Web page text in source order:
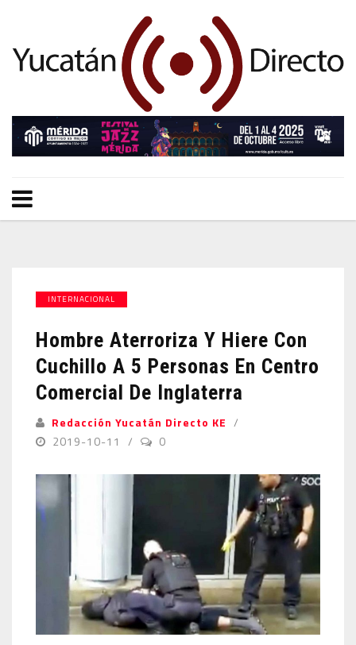
INTERNACIONAL
Hombre Aterroriza Y Hiere Con
Cuchillo A 5 Personas En Centro
Comercial De Inglaterra
Redacción Yucatán Directo KE
2019-10-11
0